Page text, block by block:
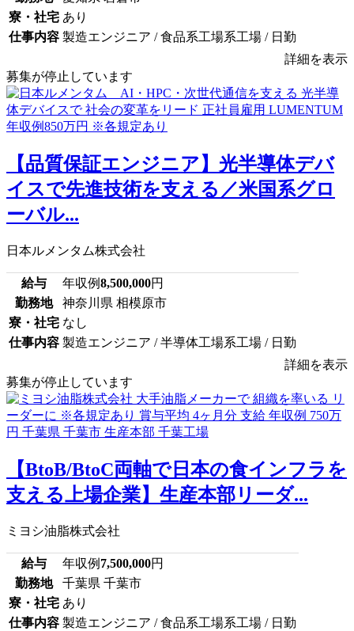
寮・社宅 あり
仕事内容 製造エンジニア / 食品系工場系工場 / 日勤
詳細を表示
募集が停止しています
【品質保証エンジニア】光半導体デバ
イスで先進技術を支える／米国系グロ
ーバル...
日本ルメンタム株式会社
給与 年収例8,500,000円
勤務地
神奈川県 相模原市
寮・社宅 なし
仕事内容 製造エンジニア / 半導体工場系工場 / 日勤
詳細を表示
募集が停止しています
【BtoB/BtoC両軸で日本の食インフラを
支える上場企業】生産本部リーダ...
ミヨシ油脂株式会社
給与 年収例 7,500,000円
勤務地
千葉県 千葉市
寮・社宅 あり
仕事内容 製造エンジニア / 食品系工場系工場 / 日勤